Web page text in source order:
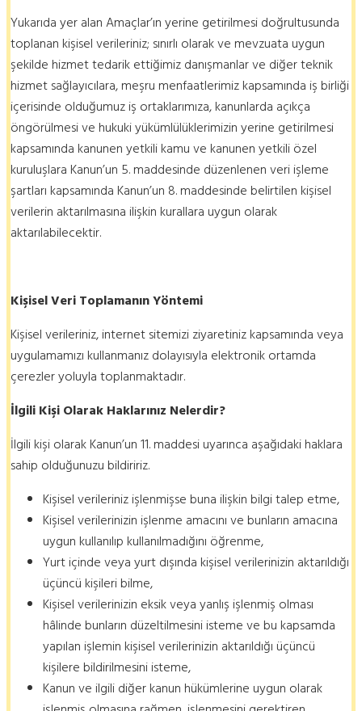
Yukarıda yer alan Amaçlar’ın yerine getirilmesi doğrultusunda
toplanan kişisel verileriniz; sınırlı olarak ve mevzuata uygun
şekilde hizmet tedarik ettiğimiz danışmanlar ve diğer teknik
hizmet sağlayıcılara, meşru menfaatlerimiz kapsamında iş birliği
içerisinde olduğumuz iş ortaklarımıza, kanunlarda açıkça
öngörülmesi ve hukuki yükümlülüklerimizin yerine getirilmesi
kapsamında kanunen yetkili kamu ve kanunen yetkili özel
kuruluşlara Kanun’un 5. maddesinde düzenlenen veri işleme
şartları kapsamında Kanun’un 8. maddesinde belirtilen kişisel
verilerin aktarılmasına ilişkin kurallara uygun olarak
aktarılabilecektir.
Kişisel Veri Toplamanın Yöntemi
Kişisel verileriniz, internet sitemizi ziyaretiniz kapsamında veya
uygulamamızı kullanmanız dolayısıyla elektronik ortamda
çerezler yoluyla toplanmaktadır.
İlgili Kişi Olarak Haklarınız Nelerdir?
İlgili kişi olarak Kanun’un 11. maddesi uyarınca aşağıdaki haklara
sahip olduğunuzu bildiririz.
Kişisel verileriniz işlenmişse buna ilişkin bilgi talep etme,
Kişisel verilerinizin işlenme amacını ve bunların amacına
uygun kullanılıp kullanılmadığını öğrenme,
Yurt içinde veya yurt dışında kişisel verilerinizin aktarıldığı
üçüncü kişileri bilme,
Kişisel verilerinizin eksik veya yanlış işlenmiş olması
hâlinde bunların düzeltilmesini isteme ve bu kapsamda
yapılan işlemin kişisel verilerinizin aktarıldığı üçüncü
kişilere bildirilmesini isteme,
Kanun ve ilgili diğer kanun hükümlerine uygun olarak